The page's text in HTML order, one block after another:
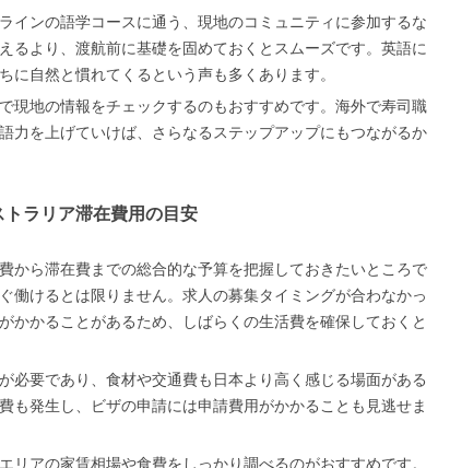
インの語学コースに通う、現地のコミュニティに参加するな
るより、渡航前に基礎を固めておくとスムーズです。英語に
自然と慣れてくるという声も多くあります。
現地の情報をチェックするのもおすすめです。海外で寿司職
力を上げていけば、さらなるステップアップにもつながるか
ラリア滞在費用の目安
から滞在費までの総合的な予算を把握しておきたいところで
働けるとは限りません。求人の募集タイミングが合わなかっ
かかることがあるため、しばらくの生活費を確保しておくと
必要であり、食材や交通費も日本より高く感じる場面がある
も発生し、ビザの申請には申請費用がかかることも見逃せま
リアの家賃相場や食費をしっかり調べるのがおすすめです。